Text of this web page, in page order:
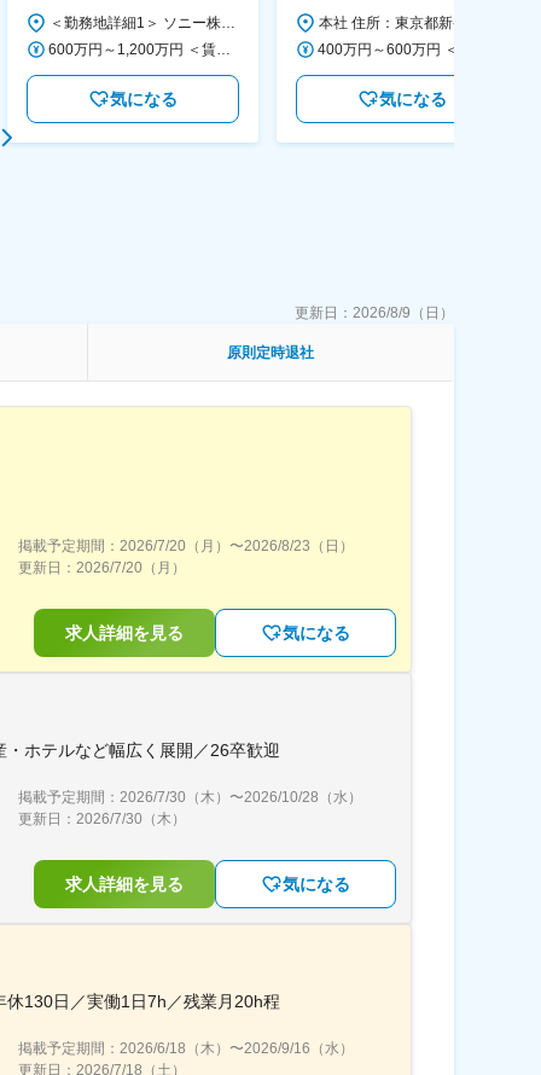
＜勤務地詳細1＞ ソニー株式会社 住所：神奈川県横浜市西区みなとみらい5-1-1 受動喫煙対策：屋内全面禁煙 ＜勤務地詳細2＞ ソニーシティ大崎 住所：東京都品川区大崎2-10-1 勤務地最寄駅：JR線／大崎駅 受動喫煙対策：屋内全面禁煙 変更の範囲：会社の定める事業所（リモートワーク含む）
600万円～1,200万円 ＜賃金形態＞ 月給制 ＜賃金内訳＞ 月額（基本給）：350,000円～500,000円 ＜月給＞ 350,000円～500,000円 ＜昇給有無＞ 有 ＜残業手当＞ 有 ＜給与補足＞ ※年収は経験や能力を考慮の上、当社規定により決定します。 賃金はあくまでも目安の金額であり、選考を通じて上下する可能性があります。 月給(月額)は固定手当を含めた表記です。
気になる
画～調達／働き方◎
気になる
更新日： 2026/8/9（日）
原則定時退社
掲載予定期間： 2026/7/20（月） 〜2026/8/23（日）
更新日： 2026/7/20（月）
求人詳細を見る 気になる
ホテルなど幅広く展開／26卒歓迎
掲載予定期間： 2026/7/30（木） 〜2026/10/28（水）
更新日： 2026/7/30（木）
求人詳細を見る 気になる
130日／実働1日7h／残業月20h程
掲載予定期間： 2026/6/18（木） 〜2026/9/16（水）
更新日： 2026/7/18（土）